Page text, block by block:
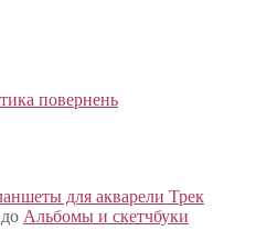
повернень
для акварели Трек
до Альбомы и скетчбуки